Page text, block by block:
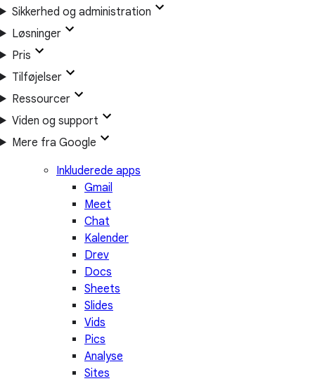
Sikkerhed og administration
Løsninger
Pris
Tilføjelser
Ressourcer
Viden og support
Mere fra Google
Inkluderede apps
Gmail
Meet
Chat
Kalender
Drev
Docs
Sheets
Slides
Vids
Pics
Analyse
Sites